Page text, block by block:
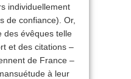
individuellement
de confiance). Or,
des évêques telle
et des citations –
de France –
à leur